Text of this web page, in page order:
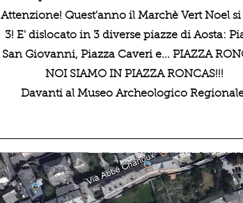
Attenzione! Quest'anno il Marchè Vert Noel
3! E' dislocato in 3 diverse piazze di Aosta:
San Giovanni, Piazza Caveri e... PIAZZA
NOI SIAMO IN PIAZZA RONCAS!!!
Davanti al Museo Archeologico